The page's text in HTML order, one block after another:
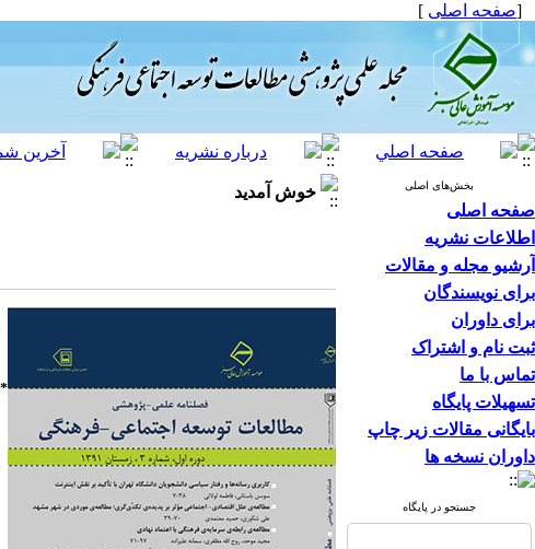
[صفحه اصلی ]
بخش‌های اصلی
صفحه اصلی
اطلاعات نشریه
آرشیو مجله و مقالات
برای نویسندگان
برای داوران
ثبت نام و اشتراک
تماس با ما
تسهیلات پایگاه
بایگانی مقالات زیر چاپ
داوران نسخه ها
جستجو در پایگاه
خوش آمدید